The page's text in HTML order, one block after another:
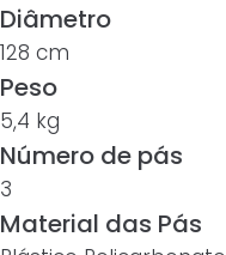
Diâmetro
128 cm
Peso
5,4 kg
Número de pás
3
Material das Pás